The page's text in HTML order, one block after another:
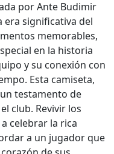
por Ante Budimir
era significativa del
memorables,
en la historia
y su conexión con
Esta camiseta,
testamento de
club. Revivir los
celebrar la rica
a un jugador que